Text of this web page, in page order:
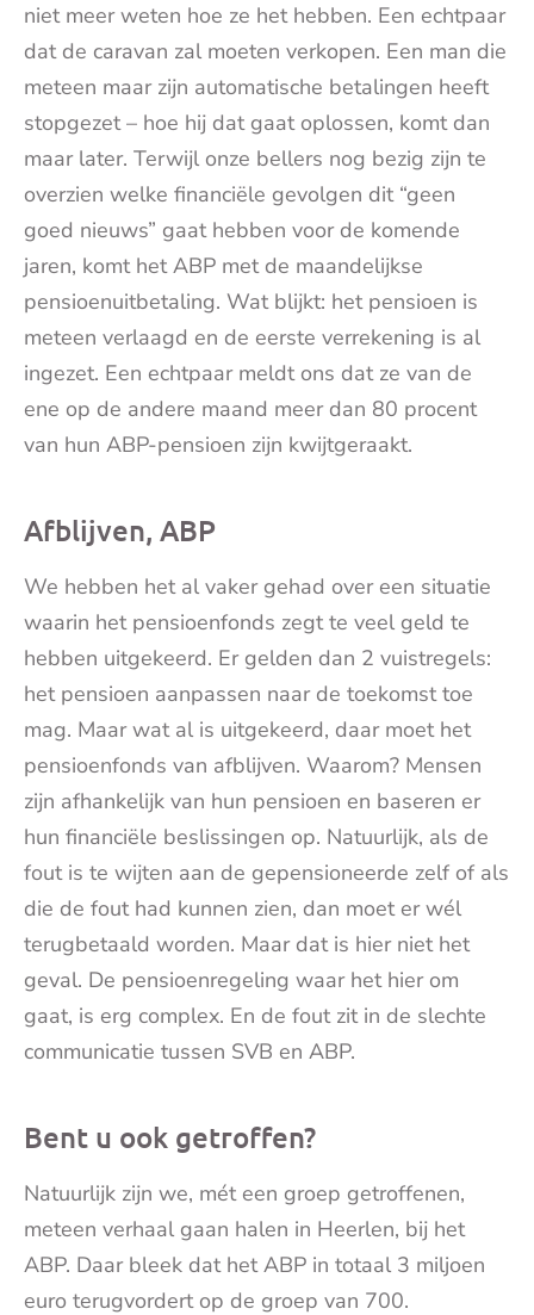
niet meer weten hoe ze het hebben. Een echtpaar
dat de caravan zal moeten verkopen. Een man die
meteen maar zijn automatische betalingen heeft
stopgezet – hoe hij dat gaat oplossen, komt dan
maar later. Terwijl onze bellers nog bezig zijn te
overzien welke financiële gevolgen dit “geen
goed nieuws” gaat hebben voor de komende
jaren, komt het ABP met de maandelijkse
pensioenuitbetaling. Wat blijkt: het pensioen is
meteen verlaagd en de eerste verrekening is al
ingezet. Een echtpaar meldt ons dat ze van de
ene op de andere maand meer dan 80 procent
van hun ABP-pensioen zijn kwijtgeraakt.
Afblijven, ABP
We hebben het al vaker gehad over een situatie
waarin het pensioenfonds zegt te veel geld te
hebben uitgekeerd. Er gelden dan 2 vuistregels:
het pensioen aanpassen naar de toekomst toe
mag. Maar wat al is uitgekeerd, daar moet het
pensioenfonds van afblijven. Waarom? Mensen
zijn afhankelijk van hun pensioen en baseren er
hun financiële beslissingen op. Natuurlijk, als de
fout is te wijten aan de gepensioneerde zelf of als
die de fout had kunnen zien, dan moet er wél
terugbetaald worden. Maar dat is hier niet het
geval. De pensioenregeling waar het hier om
gaat, is erg complex. En de fout zit in de slechte
communicatie tussen SVB en ABP.
Bent u ook getroffen?
Natuurlijk zijn we, mét een groep getroffenen,
meteen verhaal gaan halen in Heerlen, bij het
ABP. Daar bleek dat het ABP in totaal 3 miljoen
euro terugvordert op de groep van 700.